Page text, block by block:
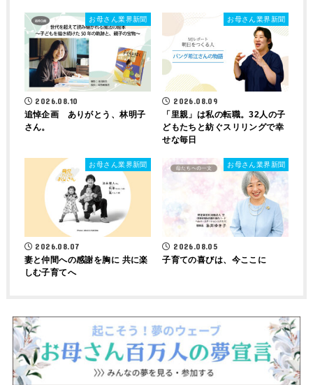
お母さん業界新聞
2026.08.10
追悼企画 ありがとう、林明子
さん。
お母さん業界新聞
2026.08.09
「里親」は私の転職。32人の子
どもたちと紡ぐスリリングで幸
せな毎日
お母さん業界新聞
2026.08.07
妻と仲間への感謝を胸に 共に楽
しむ子育てへ
お母さん業界新聞
2026.08.05
子育ての喜びは、今ここに